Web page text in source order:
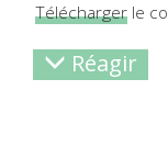
Télécharger le
Réagir